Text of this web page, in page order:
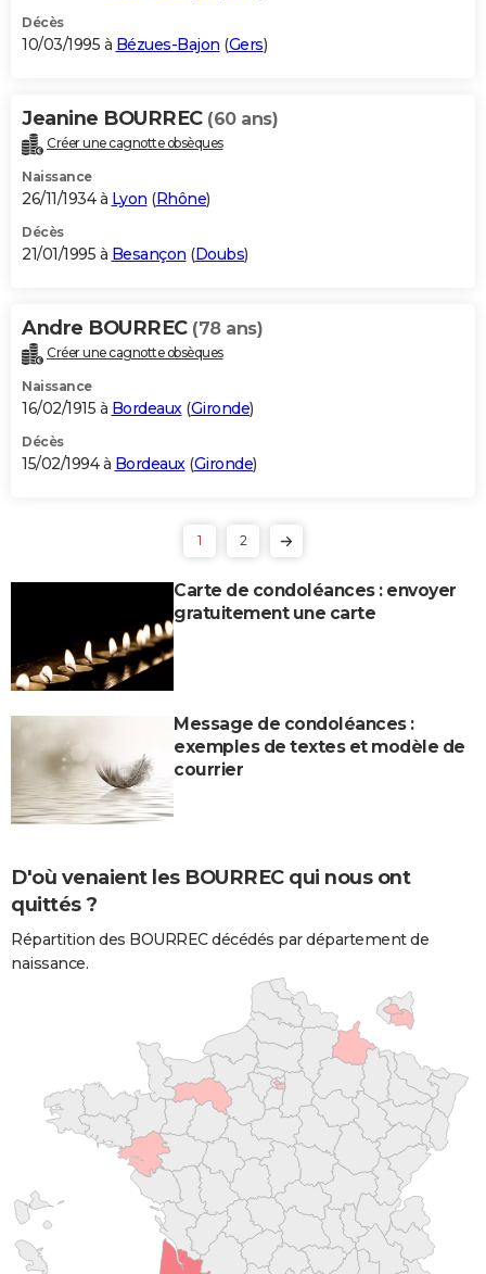
Décès
10/03/1995 à Bézues-Bajon (Gers)
Jeanine BOURREC (60 ans)
Créer une cagnotte obsèques
Naissance
26/11/1934 à Lyon (Rhône)
Décès
21/01/1995 à Besançon (Doubs)
Andre BOURREC (78 ans)
Créer une cagnotte obsèques
Naissance
16/02/1915 à Bordeaux (Gironde)
Décès
15/02/1994 à Bordeaux (Gironde)
1 2
Carte de condoléances : envoyer
gratuitement une carte
Message de condoléances :
exemples de textes et modèle de
courrier
D'où venaient les BOURREC qui nous ont
quittés ?
Répartition des BOURREC décédés par département de
naissance.